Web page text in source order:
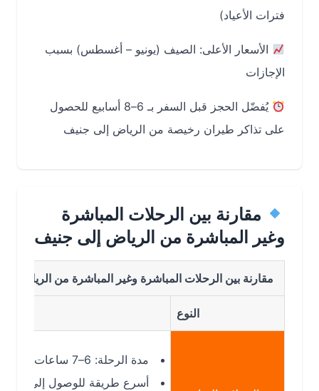
فترات الأعياد)
الأسعار الأعلى: الصيف (يونيو – أغسطس) بسبب
الإجازات
يُفضّل الحجز قبل السفر بـ 6–8 أسابيع للحصول
على تذاكر طيران رخيصة من الرياض إلى جنيف
مقارنة بين الرحلات المباشرة
وغير المباشرة من الرياض إلى جنيف
مقارنة بين الرحلات المباشرة وغير المباشرة من الرياض الى جنيف
مدة الرحلة: 6–7 ساعات
أسرع طريقة للوصول إلى جنيف